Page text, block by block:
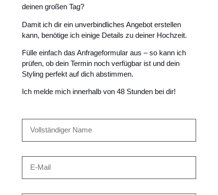
deinen großen Tag?
Damit ich dir ein unverbindliches Angebot erstellen
kann, benötige ich einige Details zu deiner Hochzeit.
Fülle einfach das Anfrageformular aus – so kann ich
prüfen, ob dein Termin noch verfügbar ist und dein
Styling perfekt auf dich abstimmen.
Ich melde mich innerhalb von 48 Stunden bei dir!